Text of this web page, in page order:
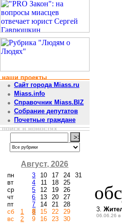
наши проекты
Сайт города Miass.ru
Miass.info
Справочник Miass.BIZ
Собрание депутатов
Почетные граждане
поиск в новостях
Август, 2026
пн
вт
ср
чт
пт
сб
вс
1
2
3
4
5
6
7
8
9
10
11
12
13
14
15
16
17
18
19
20
21
22
23
24
25
26
27
28
29
30
31
3.
06.06.26 в